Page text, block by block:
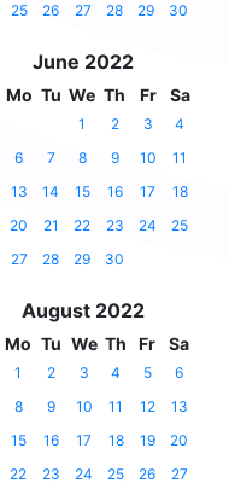
25 26 27 28 29 30
June 2022
Mo Tu We Th Fr Sa
1 2 3
4
6 7 8 9 10
11
13 14 15 16 17
18
20 21 22 23 24
25
27 28 29 30
August 2022
Mo Tu We Th Fr Sa
1 2 3 4 5
6
8 9 10 11 12
13
15 16 17 18 19
20
22 23 24 25 26
27